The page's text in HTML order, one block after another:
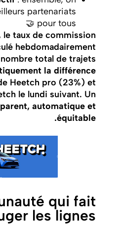
partenariats
pour tous 🤝
le taux de commission
hebdomadairement
total de trajets.
la différence
Heetch pro (23%) et
le lundi suivant. Un
automatique et
équitable.
qui fait
les lignes